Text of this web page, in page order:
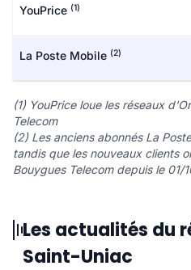
YouPrice (1)
La Poste Mobile (2)
(1) YouPrice loue les réseaux
Telecom
(2) Les anciens abonnés La
tandis que les nouveaux clients
Bouygues Telecom depuis le 01/
Les actualités du
Saint-Uniac